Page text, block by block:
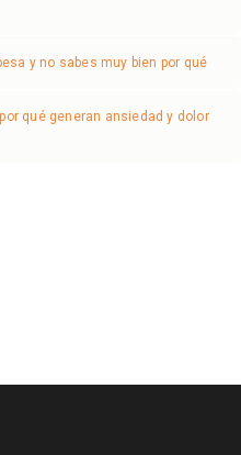
y no sabes muy bien por qué
qué generan ansiedad y dolor